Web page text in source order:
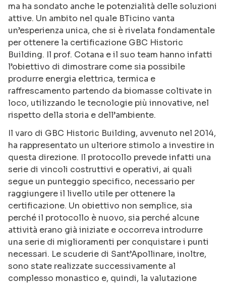
ma ha sondato anche le potenzialità delle soluzioni
attive. Un ambito nel quale BTicino vanta
un’esperienza unica, che si è rivelata fondamentale
per ottenere la certificazione GBC Historic
Building. Il prof. Cotana e il suo team hanno infatti
l’obiettivo di dimostrare come sia possibile
produrre energia elettrica, termica e
raffrescamento partendo da biomasse coltivate in
loco, utilizzando le tecnologie più innovative, nel
rispetto della storia e dell’ambiente.
Il varo di GBC Historic Building, avvenuto nel 2014,
ha rappresentato un ulteriore stimolo a investire in
questa direzione. Il protocollo prevede infatti una
serie di vincoli costruttivi e operativi, ai quali
segue un punteggio specifico, necessario per
raggiungere il livello utile per ottenere la
certificazione. Un obiettivo non semplice, sia
perché il protocollo è nuovo, sia perché alcune
attività erano già iniziate e occorreva introdurre
una serie di miglioramenti per conquistare i punti
necessari. Le scuderie di Sant’Apollinare, inoltre,
sono state realizzate successivamente al
complesso monastico e, quindi, la valutazione